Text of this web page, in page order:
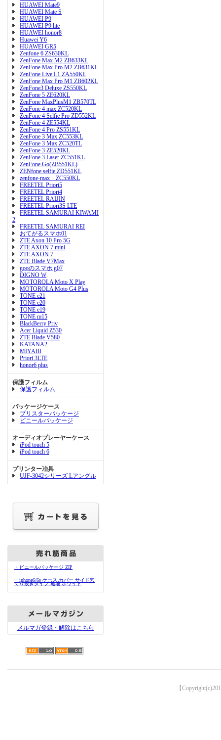
HUAWEI Mate9
HUAWEI Mate S
HUAWEI P9
HUAWEI P9 lite
HUAWEI honor8
Huawei Y6
HUAWEI GR5
Zenfone 6 ZS630KL
ZenFone Max M2 ZB633KL
ZenFone Max Pro M2 ZB631KL
ZenFone Live L1 ZA550KL
ZenFone Max Pro M1 ZB602KL
ZenFone3 Deluxe ZS550KL
ZenFone 5 ZE620KL
ZenFone MaxPlusM1 ZB570TL
ZenFone 4 max ZC520KL
ZenFone 4 Selfie Pro ZD552KL
ZenFone 4 ZE554KL
ZenFone 4 Pro ZS551KL
ZenFone 3 Max ZC553KL
ZenFone 3 Max ZC520TL
ZenFone 3 ZE520KL
ZenFone 3 Laser ZC551KL
ZenFone Go(ZB551KL)
ZENfone selfie ZD551KL
zenfone-max ZC550KL
FREETEL Priori5
FREETEL Priori4
FREETEL RAIJIN
FREETEL Priori3S LTE
FREETEL SAMURAI KIWAMI
2
FREETEL SAMURAI REI
おてがるスマホ01
ZTE Axon 10 Pro 5G
ZTE AXON 7 mini
ZTE AXON 7
ZTE Blade V7Max
gooのスマホ g07
DIGNO W
MOTOROLA Moto X Play
MOTOROLA Moto G4 Plus
TONE e21
TONE e20
TONE e19
TONE m15
BlackBerry Priv
Acer Liquid Z530
ZTE Blade V580
KATANA2
MIYABI
Priori 3LTE
honor6 plus
保護フィルム
保護フィルム
パッケージケース
ブリスターパッケージ
ビニールパッケージ
オーディオプレーヤーケース
iPod touch 5
iPod touch 6
プリンター冶具
UJF-3042シリーズ Lアングル
・ビニールパッケージ ZIP
・iphone6/6s ケース カバー サイド穴
くり抜きタイプ 無地 ホワイト
メルマガ登録・解除はこちら
【